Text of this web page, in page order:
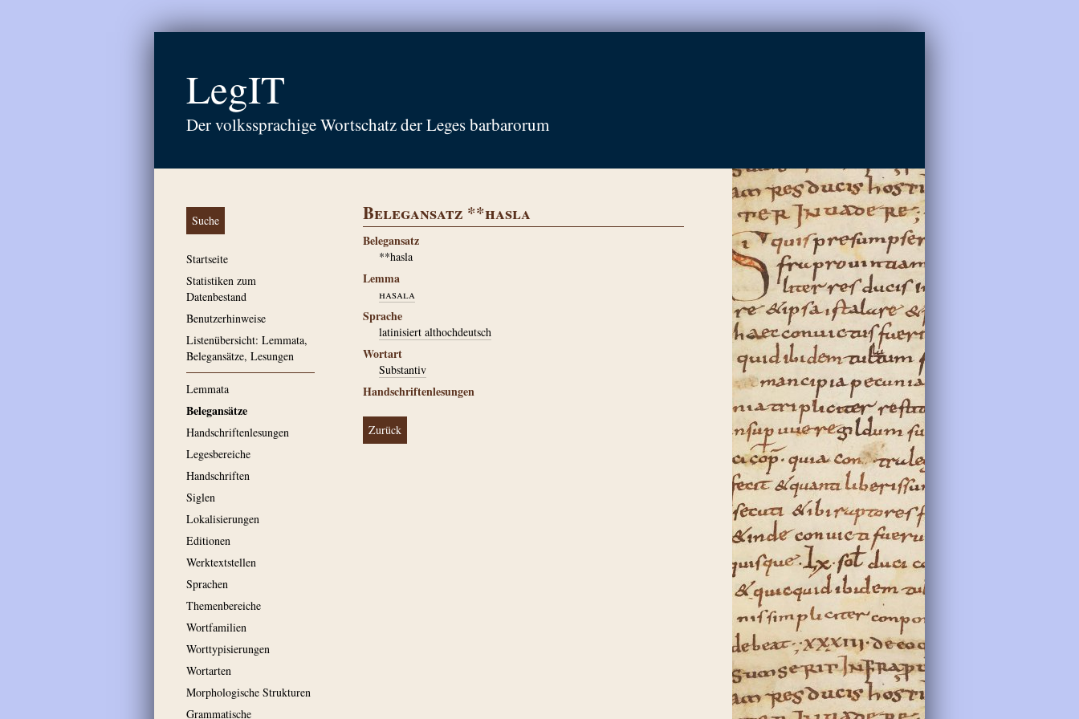
LegIT
Der volkssprachige Wortschatz der Leges barbarorum
Suche
Startseite
Statistiken zum
Datenbestand
Benutzerhinweise
Listenübersicht: Lemmata,
Belegansätze, Lesungen
Lemmata
Belegansätze
Handschriftenlesungen
Legesbereiche
Handschriften
Siglen
Lokalisierungen
Editionen
Werktextstellen
Sprachen
Themenbereiche
Wortfamilien
Worttypisierungen
Wortarten
Morphologische Strukturen
Grammatische
Belegansatz **hasla
Belegansatz
**hasla
Lemma
hasala
Sprache
latinisiert althochdeutsch
Wortart
Substantiv
Handschriftenlesungen
Zurück